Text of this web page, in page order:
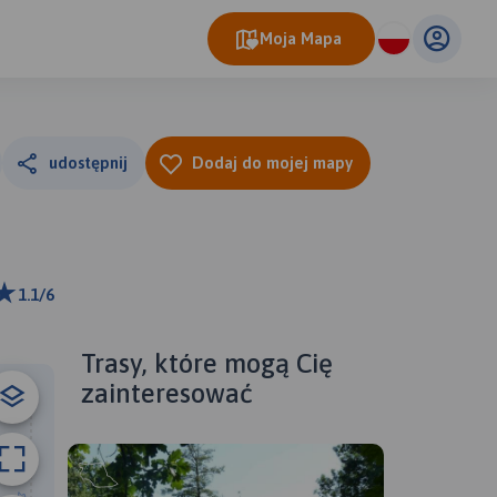
Moja Mapa
udostępnij Dodaj do mojej mapy
1.1/6
Trasy, które mogą Cię
zainteresować